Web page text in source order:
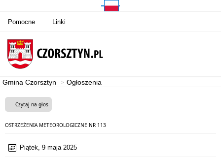
Pomocne Linki
Gmina Czorsztyn Ogłoszenia
Czytaj na głos
OSTRZEŻENIA METEOROLOGICZNE NR 113
Piątek, 9 maja 2025